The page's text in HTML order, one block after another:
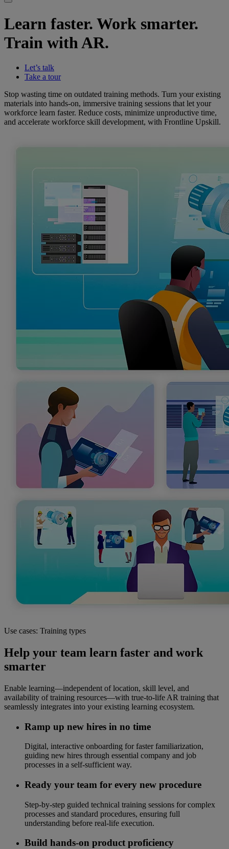
Learn faster. Work smarter.
Train with AR.
Let’s talk
Take a tour
Stop wasting time on outdated training methods. Turn your existing
materials into hands-on, immersive training sessions that let your
workforce learn faster. Reduce costs, minimize unproductive time,
and accelerate workforce skill development, with Frontline Upskill.
Use cases: Training types
Help your team learn faster and work
smarter
Enable learning—independent of location, skill level, and
availability of training resources—with true-to-life AR training that
seamlessly integrates into your existing learning ecosystem.
Ramp up new hires in no time
Digital, interactive onboarding for faster familiarization,
guiding new hires through essential company and job
processes in a self-sufficient way.
Ready your team for every new procedure
Step-by-step guided technical training sessions for complex
processes and standard procedures, ensuring full
understanding before real-life execution.
Build hands-on product proficiency